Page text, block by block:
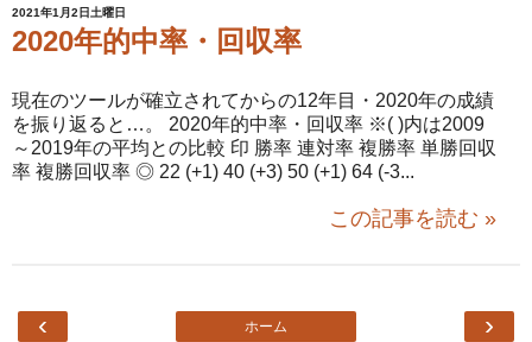
2021年1月2日土曜日
2020年的中率・回収率
現在のツールが確立されてからの12年目・2020年の成績
を振り返ると…。 2020年的中率・回収率 ※( )内は2009
～2019年の平均との比較 印 勝率 連対率 複勝率 単勝回収
率 複勝回収率 ◎ 22 (+1) 40 (+3) 50 (+1) 64 (-3...
この記事を読む »
‹ ›
ホーム